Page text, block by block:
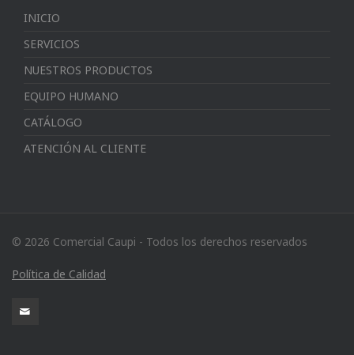
INICIO
SERVICIOS
NUESTROS PRODUCTOS
EQUIPO HUMANO
CATÁLOGO
ATENCIÓN AL CLIENTE
© 2026 Comercial Caupi - Todos los derechos reservados
Política de Calidad